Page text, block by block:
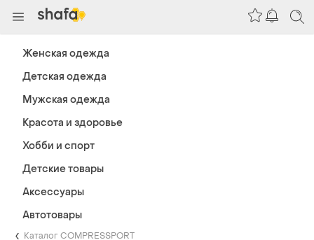
Каталог COMPRESSPORT
Женская одежда
Детская одежда
Мужская одежда
Красота и здоровье
Хобби и спорт
Детские товары
Аксессуары
Автотовары